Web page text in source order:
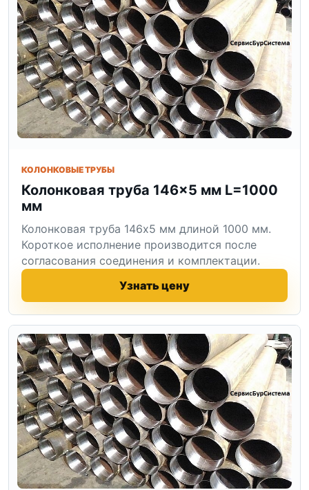
КОЛОНКОВЫЕ ТРУБЫ
Колонковая труба 146×5 мм L=1000
мм
Колонковая труба 146x5 мм длиной 1000 мм.
Короткое исполнение производится после
согласования соединения и комплектации.
Узнать цену